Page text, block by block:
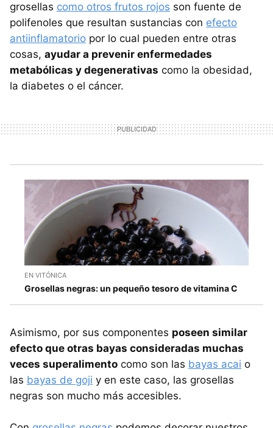
grosellas como otros frutos rojos son fuente de
polifenoles que resultan sustancias con efecto
antiinflamatorio por lo cual pueden entre otras
cosas, ayudar a prevenir enfermedades
metabólicas y degenerativas como la obesidad,
la diabetes o el cáncer.
EN VITÓNICA
Grosellas negras: un pequeño tesoro de vitamina C
Asimismo, por sus componentes poseen similar
efecto que otras bayas consideradas muchas
veces superalimento como son las bayas acai o
las bayas de goji y en este caso, las grosellas
negras son mucho más accesibles.